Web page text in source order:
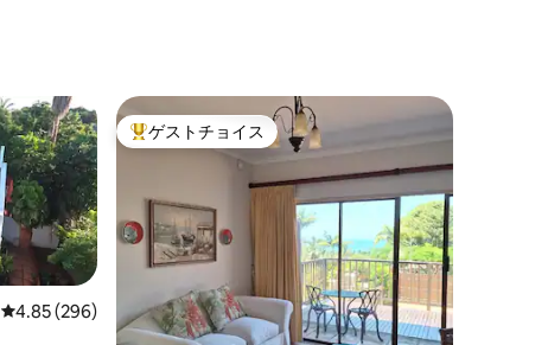
レビュー296件、5つ星中4.85つ星の平均評価
4.85 (296)
大好評のゲストチョイスです。
ゲストチョイス